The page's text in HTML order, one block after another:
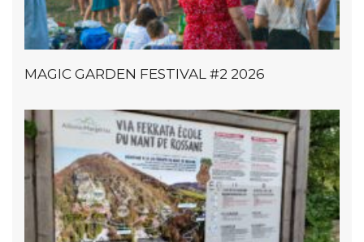
MAGIC GARDEN FESTIVAL #2 2026